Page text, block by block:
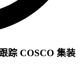
踪 COSCO 集装